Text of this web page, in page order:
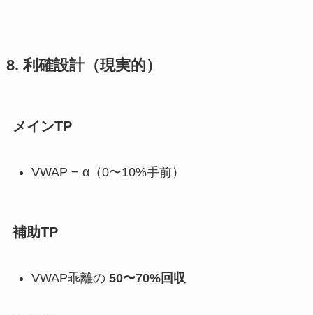
8. 利確設計（現実的）
メインTP
VWAP − α（0〜10%手前）
補助TP
VWAP乖離の 50〜70%回収